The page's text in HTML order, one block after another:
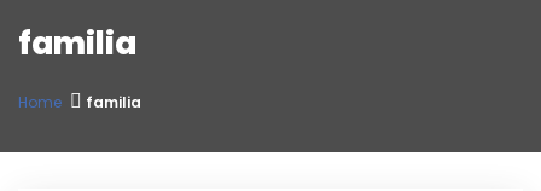
familia
Home familia